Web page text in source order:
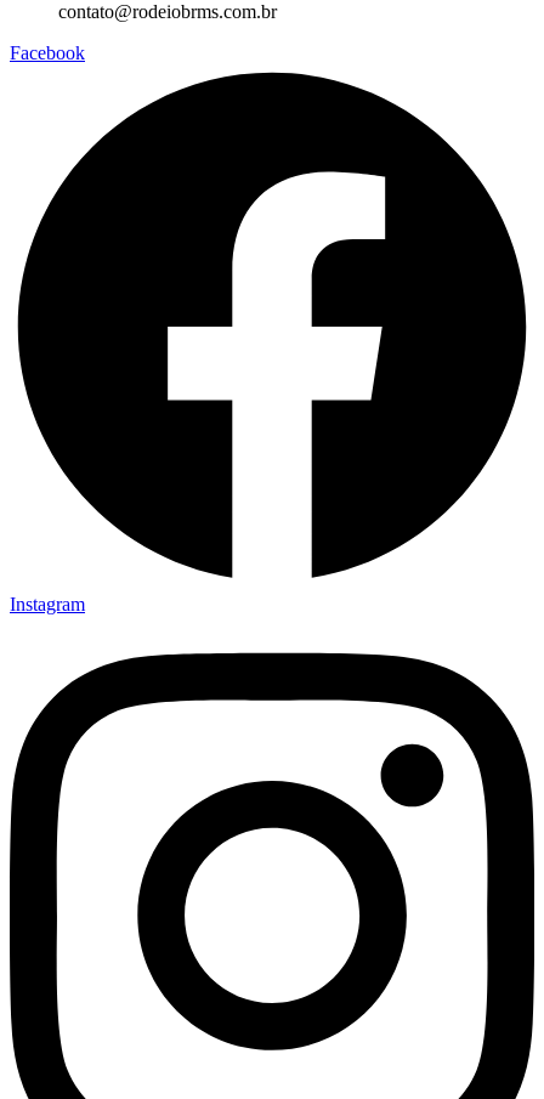
contato@rodeiobrms.com.br
Facebook
Instagram